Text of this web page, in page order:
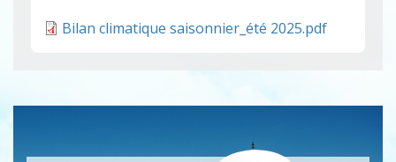
Bilan climatique saisonnier_été 2025.pdf